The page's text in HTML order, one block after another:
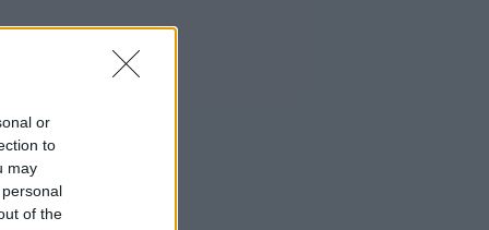
or
to
may
of the
Γερμανία: Διευρύνεται το έλλειμα στο
εμπορικό ισοζύγιο με την Κίνα
Ουκρανία «μορατόριουμ» στις
επιθέσεις στα πλοία στη Μαύρη
Θάλασσα
Περού: Δεκατρείς νεκροί και τέσσερις